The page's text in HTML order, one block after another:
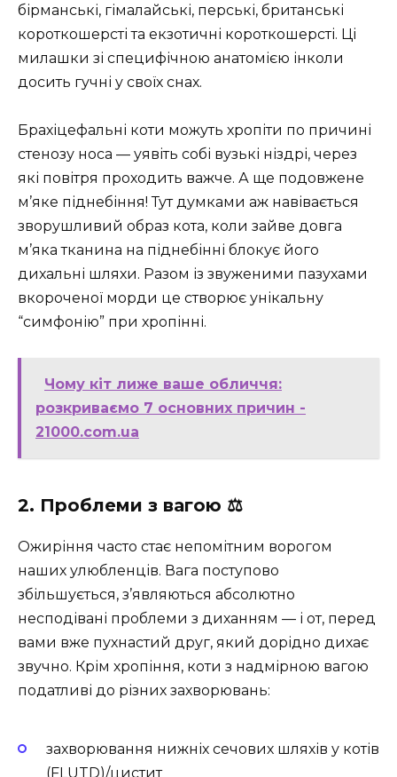
бірманські, гімалайські, перські, британські
короткошерсті та екзотичні короткошерсті. Ці
милашки зі специфічною анатомією інколи
досить гучні у своїх снах.
Брахіцефальні коти можуть хропіти по причині
стенозу носа — уявіть собі вузькі ніздрі, через
які повітря проходить важче. А ще подовжене
м’яке піднебіння! Тут думками аж навівається
зворушливий образ кота, коли зайве довга
м’яка тканина на піднебінні блокує його
дихальні шляхи. Разом із звуженими пазухами
вкороченої морди це створює унікальну
“симфонію” при хропінні.
Чому кіт лиже ваше обличчя:
розкриваємо 7 основних причин -
21000.com.ua
2. Проблеми з вагою ⚖️
Ожиріння часто стає непомітним ворогом
наших улюбленців. Вага поступово
збільшується, з’являються абсолютно
несподівані проблеми з диханням — і от, перед
вами вже пухнастий друг, який дорідно дихає
звучно. Крім хропіння, коти з надмірною вагою
податливі до різних захворювань:
захворювання нижніх сечових шляхів у котів
(FLUTD)/цистит